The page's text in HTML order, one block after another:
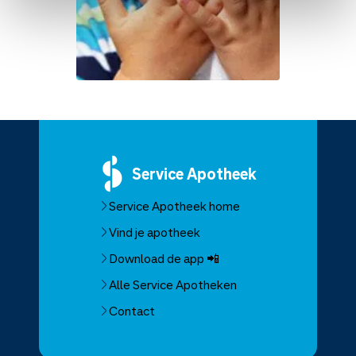
ServiceApotheek
Service Apotheek home
Vind je apotheek
Download de app 📲
Alle Service Apotheken
Contact